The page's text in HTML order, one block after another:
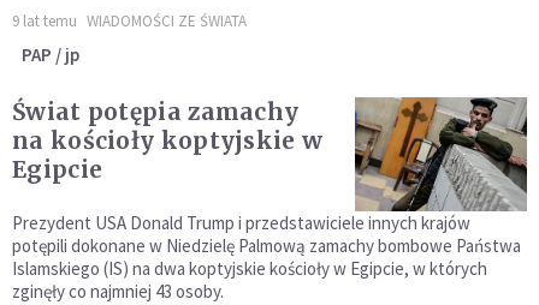
9 lat temu WIADOMOŚCI ZE ŚWIATA
PAP / jp
Świat potępia zamachy
na kościoły koptyjskie w
Egipcie
Prezydent USA Donald Trump i przedstawiciele innych krajów
potępili dokonane w Niedzielę Palmową zamachy bombowe Państwa
Islamskiego (IS) na dwa koptyjskie kościoły w Egipcie, w których
zginęły co najmniej 43 osoby.